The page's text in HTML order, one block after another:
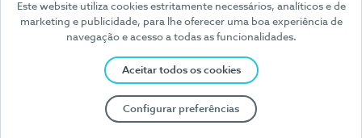
Este website utiliza cookies estritamente necessários, analíticos e de
marketing e publicidade, para lhe oferecer uma boa experiência de
navegação e acesso a todas as funcionalidades.
Aceitar todos os cookies
Configurar preferências